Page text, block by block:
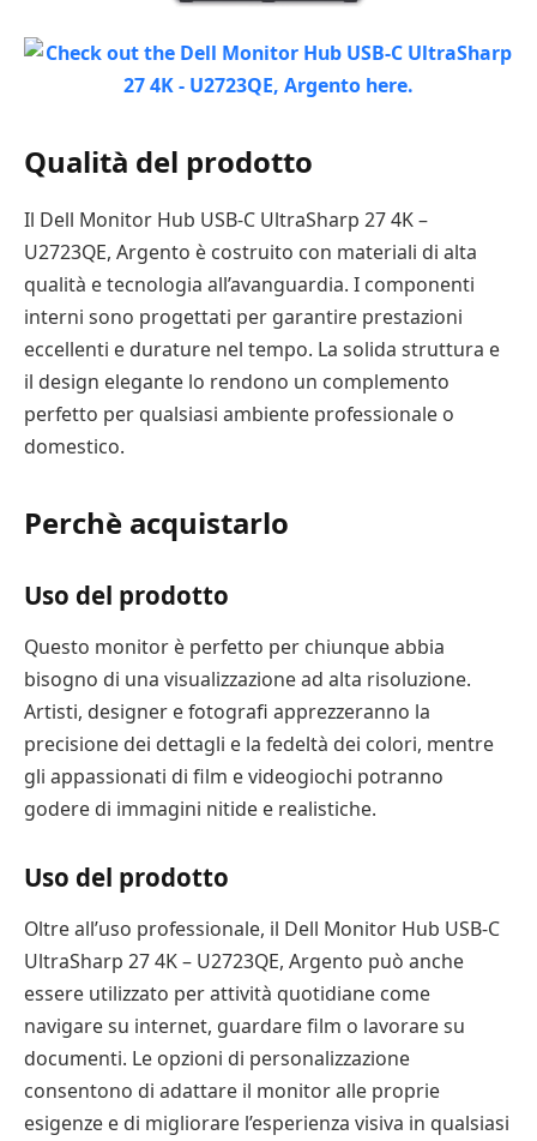
Qualità del prodotto
Il Dell Monitor Hub USB-C UltraSharp 27 4K –
U2723QE, Argento è costruito con materiali di alta
qualità e tecnologia all’avanguardia. I componenti
interni sono progettati per garantire prestazioni
eccellenti e durature nel tempo. La solida struttura e
il design elegante lo rendono un complemento
perfetto per qualsiasi ambiente professionale o
domestico.
Perchè acquistarlo
Uso del prodotto
Questo monitor è perfetto per chiunque abbia
bisogno di una visualizzazione ad alta risoluzione.
Artisti, designer e fotografi apprezzeranno la
precisione dei dettagli e la fedeltà dei colori, mentre
gli appassionati di film e videogiochi potranno
godere di immagini nitide e realistiche.
Uso del prodotto
Oltre all’uso professionale, il Dell Monitor Hub USB-C
UltraSharp 27 4K – U2723QE, Argento può anche
essere utilizzato per attività quotidiane come
navigare su internet, guardare film o lavorare su
documenti. Le opzioni di personalizzazione
consentono di adattare il monitor alle proprie
esigenze e di migliorare l’esperienza visiva in qualsiasi